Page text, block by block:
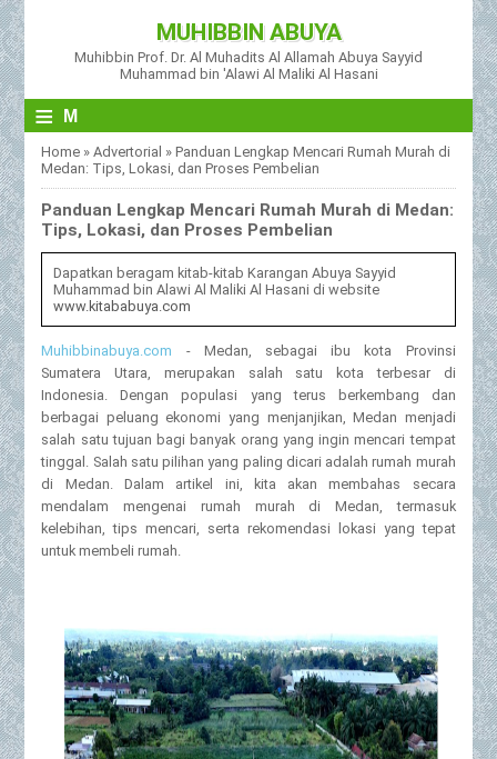
MUHIBBIN ABUYA
Muhibbin Prof. Dr. Al Muhadits Al Allamah Abuya Sayyid
Muhammad bin 'Alawi Al Maliki Al Hasani
≡ M
Home »Advertorial »Panduan Lengkap Mencari Rumah Murah di
Medan: Tips, Lokasi, dan Proses Pembelian
Panduan Lengkap Mencari Rumah Murah di Medan:
Tips, Lokasi, dan Proses Pembelian
Dapatkan beragam kitab-kitab Karangan Abuya Sayyid
Muhammad bin Alawi Al Maliki Al Hasani di website
www.kitababuya.com
Muhibbinabuya.com - Medan, sebagai ibu kota Provinsi
Sumatera Utara, merupakan salah satu kota terbesar di
Indonesia. Dengan populasi yang terus berkembang dan
berbagai peluang ekonomi yang menjanjikan, Medan menjadi
salah satu tujuan bagi banyak orang yang ingin mencari tempat
tinggal. Salah satu pilihan yang paling dicari adalah rumah murah
di Medan. Dalam artikel ini, kita akan membahas secara
mendalam mengenai rumah murah di Medan, termasuk
kelebihan, tips mencari, serta rekomendasi lokasi yang tepat
untuk membeli rumah.